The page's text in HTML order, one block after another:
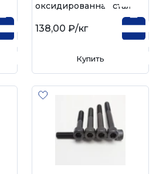
оксидированная сталь
138,00 ₽/кг
Купить